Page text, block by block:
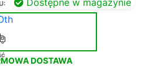
Dostępne w magazynie
DOSTAWA